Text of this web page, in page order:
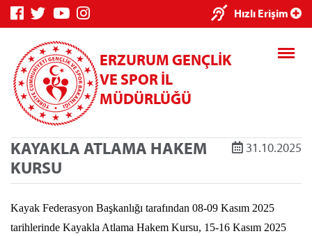
Hızlı Erişim
ERZURUM GENÇLİK
VE SPOR İL
MÜDÜRLÜĞÜ
KAYAKLA ATLAMA HAKEM
KURSU
31.10.2025
Kayak Federasyon Başkanlığı tarafından 08-09 Kasım 2025
tarihlerinde Kayakla Atlama Hakem Kursu, 15-16 Kasım 2025
×
Genç Bilgi
Sistemi
Spor Bilgi
Kredi/Yurt